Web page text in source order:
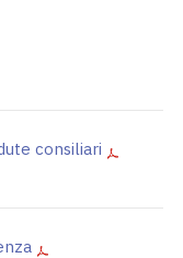
consiliari